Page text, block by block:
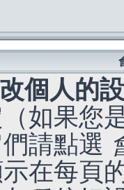
個人的
如果您
請點選
在每頁